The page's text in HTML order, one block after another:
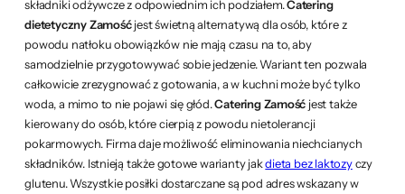
składniki odżywcze z odpowiednim ich podziałem.Catering
dietetyczny Zamośćjest świetną alternatywą dla osób, które z
powodu natłoku obowiązków nie mają czasu na to, aby
samodzielnie przygotowywać sobie jedzenie. Wariant ten pozwala
całkowicie zrezygnować z gotowania, a w kuchni może być tylko
woda, a mimo to nie pojawi się głód.Catering Zamość jest także
kierowany do osób, które cierpią z powodu nietolerancji
pokarmowych. Firma daje możliwość eliminowania niechcianych
składników. Istnieją także gotowe warianty jakdieta bez laktozyczy
glutenu. Wszystkie posiłki dostarczane są pod adres wskazany w